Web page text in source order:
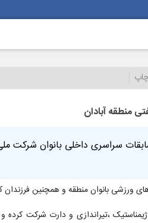
چاپ
های نفتی منطقه آبادان گفت : در 3 رشته ورزشی مسابقات
ورزشی بانوان منطقه و همچنین فرزندان
، شطرنج، شنا، ژیمناستیک ،تیراندازی و